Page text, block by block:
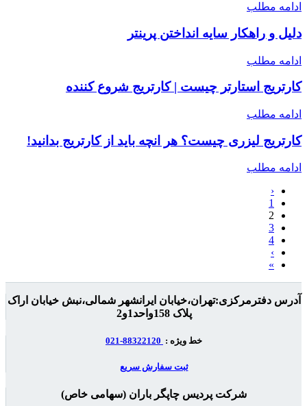
ادامه مطلب
دلیل و راهکار سایه انداختن پرینتر
ادامه مطلب
کارتریج استارتر چیست | کارتریج شروع کننده
ادامه مطلب
کارتریج لیزری چیست؟ هر انچه باید از کارتریج بدانید!
ادامه مطلب
‹
1
2
3
4
›
»
آدرس دفترمرکزی:تهران،خیابان ایرانشهر شمالی،نبش خیابان اراک
پلاک 158واحد1و2
خط ویژه :
ثبت سفارش سریع
شرکت پردیس چاپگر باران (سهامی خاص)